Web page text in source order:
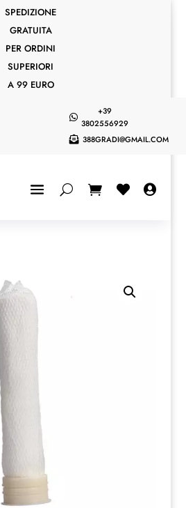
SPEDIZIONE
GRATUITA
PER ORDINI
SUPERIORI
A 99 EURO

+39
3802556929
 388GRADI@GMAIL.COM
 